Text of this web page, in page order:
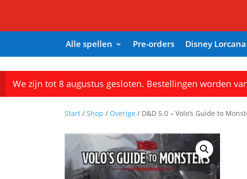
Alle spellen Pre-orders Disney Lorcana
We zijn tot 8 augustus gesloten. Bestellingen worden
Start / Shop / Overige / D&D 5.0 – Volo’s Guide to